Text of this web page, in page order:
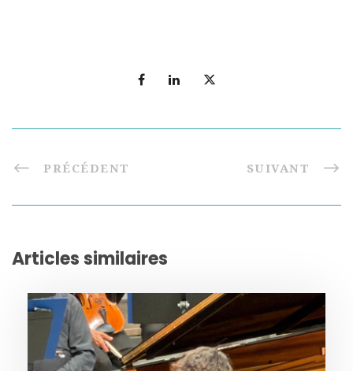
PRÉCÉDENT SUIVANT
Articles similaires